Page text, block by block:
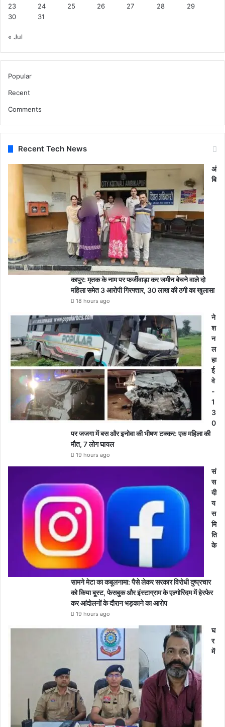
23
24 25 26 27 28
29
30
31
« Jul
Popular
Recent
Comments
Recent Tech News
अं
बि
कापुर: मृतक के नाम पर फर्जीवाड़ा कर जमीन बेचने वाले दो
महिला समेत 3 आरोपी गिरफ्तार, 30 लाख की ठगी का खुलासा
18 hours ago
ने
श
न
ल
हा
ई
वे
-
1
3
0
पर जजगा में बस और इनोवा की भीषण टक्कर: एक महिला की
मौत, 7 लोग घायल
19 hours ago
सं
स
दी
य
स
मि
ति
के
सामने मेटा का कबूलनामा: पैसे लेकर सरकार विरोधी दुष्प्रचार
को किया बूस्ट, फेसबुक और इंस्टाग्राम के एल्गोरिदम में हेरफेर
कर आंदोलनों के दौरान भड़काने का आरोप
19 hours ago
घ
र
में